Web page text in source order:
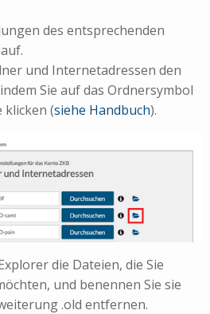
des entsprechenden
und Internetadressen den
Sie auf das Ordnersymbol
klicken (siehe Handbuch).
die Dateien, die Sie
und benennen Sie sie
.old entfernen.